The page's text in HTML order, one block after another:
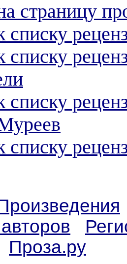
страницу
списку
списку
списку
списку
Проза.ру